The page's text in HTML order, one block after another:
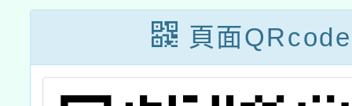
頁面QRcode